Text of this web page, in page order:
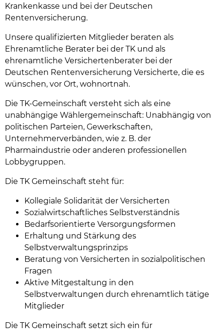
Krankenkasse und bei der Deutschen
Rentenversicherung.
Unsere qualifizierten Mitglieder beraten als
Ehrenamtliche Berater bei der TK und als
ehrenamtliche Versichertenberater bei der
Deutschen Rentenversicherung Versicherte, die es
wünschen, vor Ort, wohnortnah.
Die TK-Gemeinschaft versteht sich als eine
unabhängige Wählergemeinschaft: Unabhängig von
politischen Parteien, Gewerkschaften,
Unternehmerverbänden, wie z. B. der
Pharmaindustrie oder anderen professionellen
Lobbygruppen.
Die TK Gemeinschaft steht für:
Kollegiale Solidarität der Versicherten
Sozialwirtschaftliches Selbstverständnis
Bedarfsorientierte Versorgungsformen
Erhaltung und Stärkung des
Selbstverwaltungsprinzips
Beratung von Versicherten in sozialpolitischen
Fragen
Aktive Mitgestaltung in den
Selbstverwaltungen durch ehrenamtlich tätige
Mitglieder
Die TK Gemeinschaft setzt sich ein für